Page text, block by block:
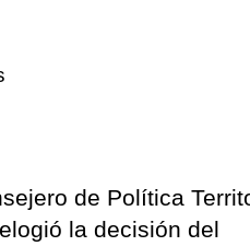
de Política
la decisión del